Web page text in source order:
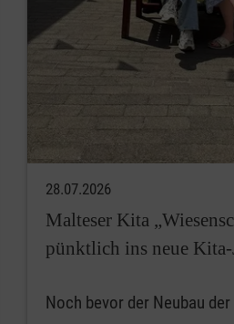
28.07.2026
Malteser Kita
pünktlich ins neue Kita-
Noch bevor der Neubau